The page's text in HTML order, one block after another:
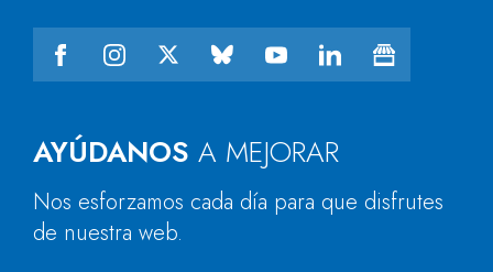
AYÚDANOS A MEJORAR
Nos esforzamos cada día para que disfrutes
de nuestra web.